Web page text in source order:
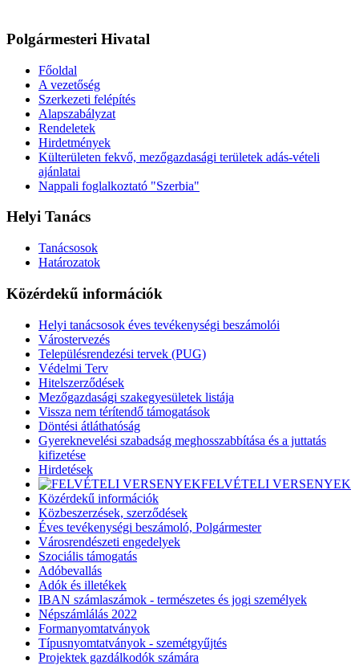
Polgármesteri Hivatal
Főoldal
A vezetőség
Szerkezeti felépítés
Alapszabályzat
Rendeletek
Hirdetmények
Külterületen fekvő, mezőgazdasági területek adás-vételi
ajánlatai
Nappali foglalkoztató "Szerbia"
Helyi Tanács
Tanácsosok
Határozatok
Közérdekű információk
Helyi tanácsosok éves tevékenységi beszámolói
Várostervezés
Településrendezési tervek (PUG)
Védelmi Terv
Hitelszerződések
Mezőgazdasági szakegyesületek listája
Vissza nem térítendő támogatások
Döntési átláthatóság
Gyereknevelési szabadság meghosszabbítása és a juttatás
kifizetése
Hirdetések
FELVÉTELI VERSENYEK
Közérdekű információk
Közbeszerzések, szerződések
Éves tevékenységi beszámoló, Polgármester
Városrendészeti engedelyek
Szociális támogatás
Adóbevallás
Adók és illetékek
IBAN számlaszámok - természetes és jogi személyek
Népszámlálás 2022
Formanyomtatványok
Típusnyomtatványok - szemétgyűjtés
Projektek gazdálkodók számára